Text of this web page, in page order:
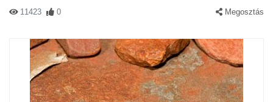
11423 0 Megosztás